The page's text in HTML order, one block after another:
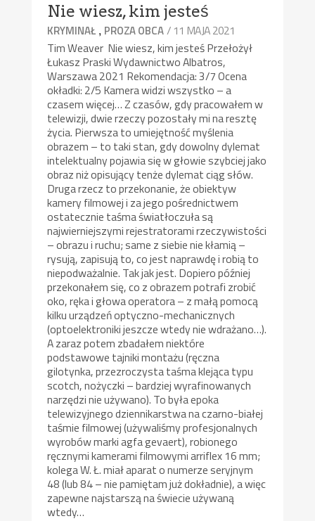
Nie wiesz, kim jesteś
KRYMINAŁ , PROZA OBCA/ 11 MAJA 2021
Tim Weaver Nie wiesz, kim jesteś Przełożył
Łukasz Praski Wydawnictwo Albatros,
Warszawa 2021 Rekomendacja: 3/7 Ocena
okładki: 2/5 Kamera widzi wszystko – a
czasem więcej… Z czasów, gdy pracowałem w
telewizji, dwie rzeczy pozostały mi na resztę
życia. Pierwsza to umiejętność myślenia
obrazem – to taki stan, gdy dowolny dylemat
intelektualny pojawia się w głowie szybciej jako
obraz niż opisujący tenże dylemat ciąg słów.
Druga rzecz to przekonanie, że obiektyw
kamery filmowej i za jego pośrednictwem
ostatecznie taśma światłoczuła są
najwierniejszymi rejestratorami rzeczywistości
– obrazu i ruchu; same z siebie nie kłamią –
rysują, zapisują to, co jest naprawdę i robią to
niepodważalnie. Tak jak jest. Dopiero później
przekonałem się, co z obrazem potrafi zrobić
oko, ręka i głowa operatora – z małą pomocą
kilku urządzeń optyczno-mechanicznych
(optoelektroniki jeszcze wtedy nie wdrażano…).
A zaraz potem zbadałem niektóre
podstawowe tajniki montażu (ręczna
gilotynka, przezroczysta taśma klejąca typu
scotch, nożyczki – bardziej wyrafinowanych
narzędzi nie używano). To była epoka
telewizyjnego dziennikarstwa na czarno-białej
taśmie filmowej (używaliśmy profesjonalnych
wyrobów marki agfa gevaert), robionego
ręcznymi kamerami filmowymi arriflex 16 mm;
kolega W. Ł. miał aparat o numerze seryjnym
48 (lub 84 – nie pamiętam już dokładnie), a więc
zapewne najstarszą na świecie używaną
wtedy…